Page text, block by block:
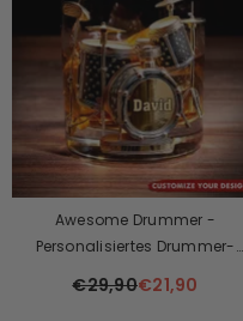
Awesome Drummer -
Personalisiertes Drummer-
Whiskyglas
€29,90€21,90